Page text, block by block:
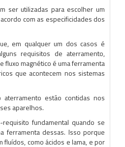
ser utilizadas para escolher um
com as especificidades dos
em qualquer um dos casos é
requisitos de aterramento,
fluxo magnético é uma ferramenta
que acontecem nos sistemas
estão contidas nos
aparelhos.
fundamental quando se
ferramenta dessas. Isso porque
fluídos, como ácidos e lama, e por